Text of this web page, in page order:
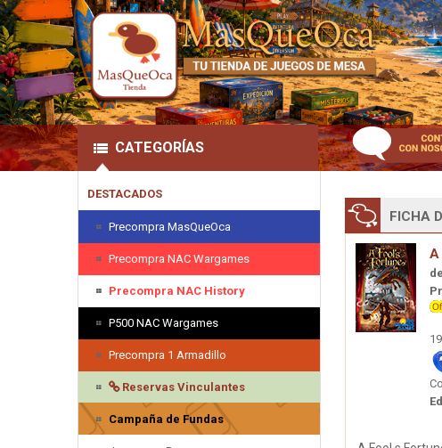
CATEGORÍAS
DESTACADOS
Precompra MasQueOca
Precompra NAC Wargames
Precompra NAC History
P500 NAC Wargames
Precompra 1 Armadillo
Reservas Vinculantes
Campaña de Fundas
FICHA
A
de